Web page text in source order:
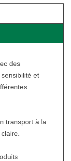
des
et
transport à la